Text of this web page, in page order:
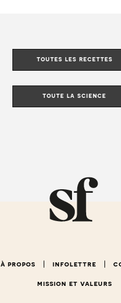
toutes les recettes
toute la science
à propos infolettre
mission et valeurs